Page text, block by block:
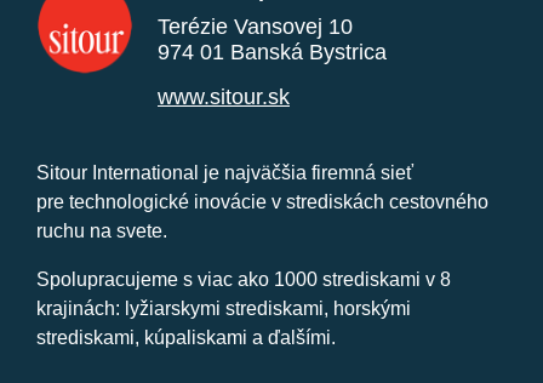
Terézie Vansovej 10
974 01 Banská Bystrica
www.sitour.sk
Sitour International je najväčšia firemná sieť
pre technologické inovácie v strediskách cestovného
ruchu na svete.
Spolupracujeme s viac ako 1000 strediskami v 8
krajinách: lyžiarskymi strediskami, horskými
strediskami, kúpaliskami a ďalšími.